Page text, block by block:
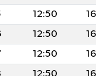
12:50
12:50
12:50
12:50